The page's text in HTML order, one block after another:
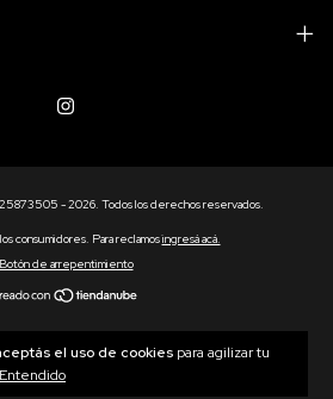
el uso de cookies para agilizar tu
Entendido
- 2026. Todos los derechos reservados.
consumidores. Para reclamosingresá acá.
Botón de arrepentimiento